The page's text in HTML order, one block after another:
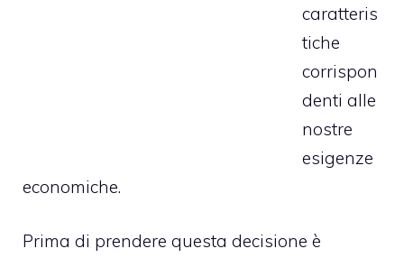
caratteris
tiche
corrispon
denti alle
nostre
esigenze
economiche.
Prima di prendere questa decisione è